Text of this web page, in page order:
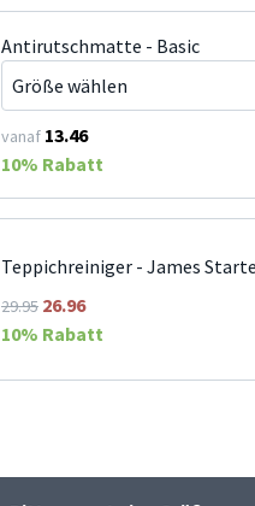
Antirutschmatte - Basic
vanaf 13.46
10% Rabatt
Teppichreiniger - James
29.95 26.96
10% Rabatt